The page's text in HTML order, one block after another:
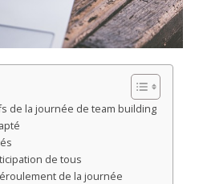
de la journée de team building
de tous
de la journée